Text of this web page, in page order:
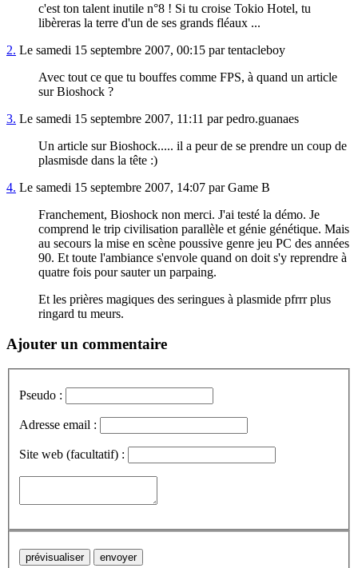
c'est ton talent inutile n°8 ! Si tu croise Tokio Hotel, tu
libèreras la terre d'un de ses grands fléaux ...
2. Le samedi 15 septembre 2007, 00:15 par tentacleboy
Avec tout ce que tu bouffes comme FPS, à quand un article
sur Bioshock ?
3. Le samedi 15 septembre 2007, 11:11 par pedro.guanaes
Un article sur Bioshock..... il a peur de se prendre un coup de
plasmisde dans la tête :)
4. Le samedi 15 septembre 2007, 14:07 par Game B
Franchement, Bioshock non merci. J'ai testé la démo. Je
comprend le trip civilisation parallèle et génie génétique. Mais
au secours la mise en scène poussive genre jeu PC des années
90. Et toute l'ambiance s'envole quand on doit s'y reprendre à
quatre fois pour sauter un parpaing.
Et les prières magiques des seringues à plasmide pfrrr plus
ringard tu meurs.
Ajouter un commentaire
Pseudo :
Adresse email :
Site web (facultatif) :